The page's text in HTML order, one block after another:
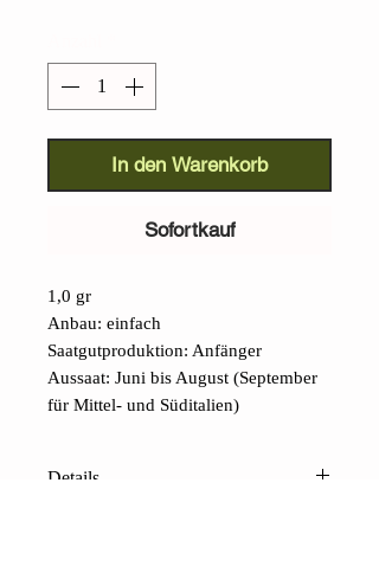
In den Warenkorb
Sofortkauf
1,0 gr
Anbau: einfach
Saatgutproduktion: Anfänger
Aussaat: Juni bis August (September
für Mittel- und Süditalien)
Details